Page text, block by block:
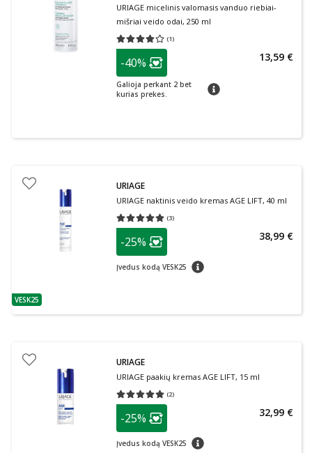
URIAGE micelinis valomasis vanduo riebiai-
mišriai veido odai, 250 ml
(1)
Vidutinis įvertinimas 4.00
patarimas
Lojalumo klubo narių nuolaida
-40%
Galioja perkant 2 bet
kurias prekes.
patarimas
13,59 €
patarimas
VESK25
URIAGE
URIAGE naktinis veido kremas AGE LIFT, 40 ml
(3)
Vidutinis įvertinimas 5.00
patarimas
Lojalumo klubo narių nuolaida
-25%
Įvedus kodą VESK25 patarimas
38,99 €
URIAGE
URIAGE paakių kremas AGE LIFT, 15 ml
(2)
Vidutinis įvertinimas 5.00
patarimas
Lojalumo klubo narių nuolaida
-25%
Įvedus kodą VESK25 patarimas
32,99 €